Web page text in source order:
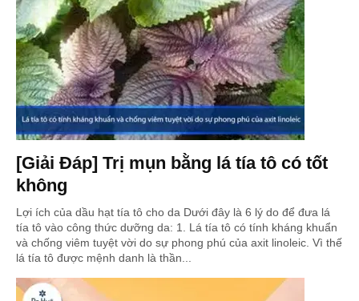
[Giải Đáp] Trị mụn bằng lá tía tô có tốt
không
Lợi ích của dầu hạt tía tô cho da Dưới đây là 6 lý do để đưa lá
tía tô vào công thức dưỡng da: 1. Lá tía tô có tính kháng khuẩn
và chống viêm tuyệt vời do sự phong phú của axit linoleic. Vì thế
lá tía tô được mệnh danh là thần...